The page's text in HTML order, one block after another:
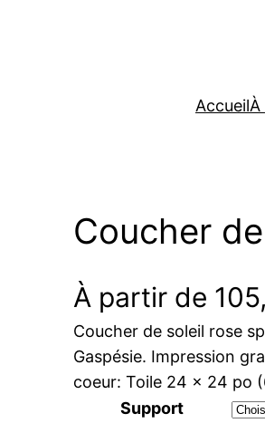
AccueilÀ
Coucher
À partir de
Coucher de soleil rose
Gaspésie. Impression
coeur: Toile 24 x 24 po
Support